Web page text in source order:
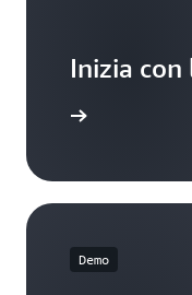
Inizia con
Demo